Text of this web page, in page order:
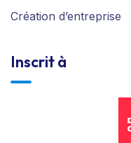
Création d’entreprise
Inscrit à